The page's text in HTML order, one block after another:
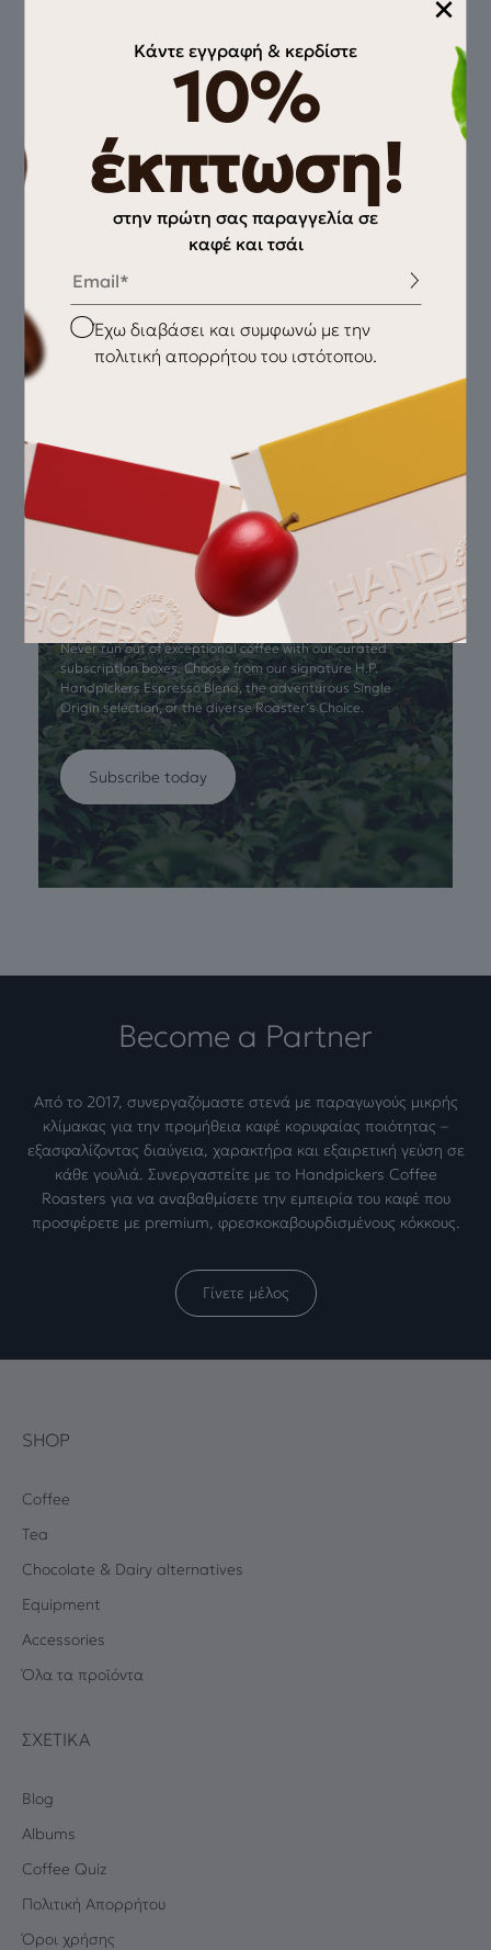
Matcha Tea capsules (10
Pods)
Never run out!
Never run out of exceptional coffee with our curated
subscription boxes. Choose from our signature H.P.
Handpickers Espresso Blend, the adventurous Single
Origin selection, or the diverse Roaster’s Choice.
Subscribe today
Become a Partner
Από το 2017, συνεργαζόμαστε στενά με παραγωγούς μικρής
κλίμακας για την προμήθεια καφέ κορυφαίας ποιότητας –
εξασφαλίζοντας διαύγεια, χαρακτήρα και εξαιρετική γεύση σε
κάθε γουλιά. Συνεργαστείτε με το Handpickers Coffee
Roasters για να αναβαθμίσετε την εμπειρία του καφέ που
προσφέρετε με premium, φρεσκοκαβουρδισμένους κόκκους.
Γίνετε μέλος
Κάντε εγγραφή & κερδίστε
10%
έκπτωση!
στην πρώτη σας παραγγελία σε
καφέ και τσάι
Email
Checkbox
Έχω διαβάσει και συμφωνώ με την
πολιτική απορρήτου του ιστότοπου.
SHOP
Coffee
Tea
Chocolate & Dairy alternatives
Equipment
Accessories
Όλα τα προϊόντα
ΣΧΕΤΙΚΆ
Blog
Albums
Coffee Quiz
Πολιτική Απορρήτου
Όροι χρήσης